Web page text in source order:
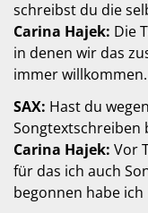
schreibst du die
Carina Hajek: Die
in denen wir das
immer willkommen.
SAX: Hast du
Songtextschreiben
Carina Hajek: Vor
für das ich auch
begonnen habe